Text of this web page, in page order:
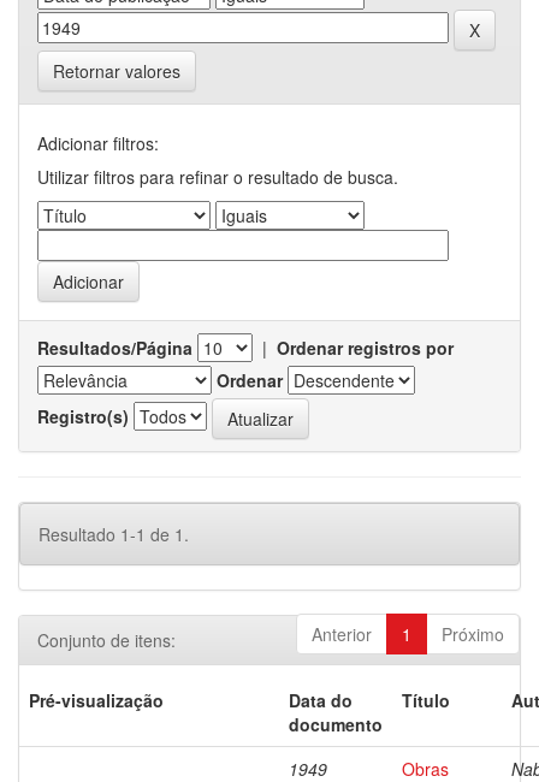
Retornar valores
Adicionar filtros:
Utilizar filtros para refinar o resultado de busca.
Resultados/Página | Ordenar registros por
Ordenar
Registro(s)
Resultado 1-1 de 1.
Anterior 1 Próximo
Conjunto de itens:
Pré-visualização
Data do
documento
Título
1949
Obras